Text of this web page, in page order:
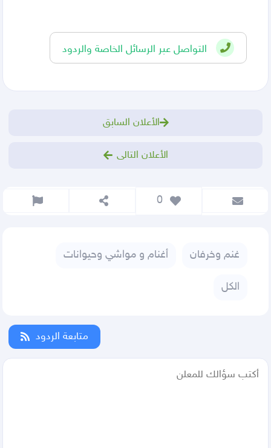
التواصل عبر الرسائل الخاصة والردود
الأعلان السابق
الأعلان التالى
غنم وخرفان أغنام و مواشي وحيوانات
الكل
متابعة الردود